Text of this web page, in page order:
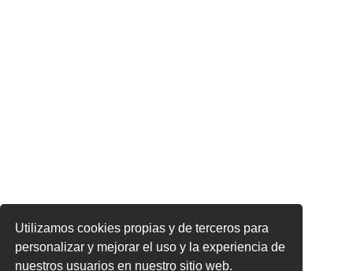
Utilizamos cookies propias y de terceros para
personalizar y mejorar el uso y la experiencia de
nuestros usuarios en nuestro sitio web.